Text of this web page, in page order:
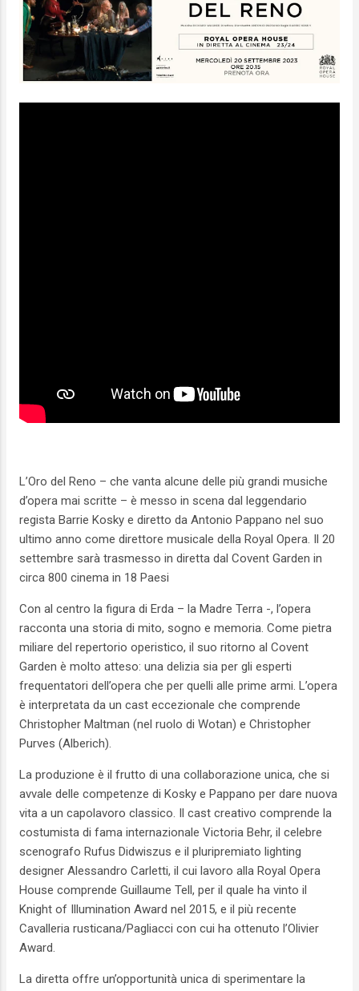
L’Oro del Reno – che vanta alcune delle più grandi musiche
d’opera mai scritte – è messo in scena dal leggendario
regista Barrie Kosky e diretto da Antonio Pappano nel suo
ultimo anno come direttore musicale della Royal Opera. Il 20
settembre sarà trasmesso in diretta dal Covent Garden in
circa 800 cinema in 18 Paesi
Con al centro la figura di Erda – la Madre Terra -, l’opera
racconta una storia di mito, sogno e memoria. Come pietra
miliare del repertorio operistico, il suo ritorno al Covent
Garden è molto atteso: una delizia sia per gli esperti
frequentatori dell’opera che per quelli alle prime armi. L’opera
è interpretata da un cast eccezionale che comprende
Christopher Maltman (nel ruolo di Wotan) e Christopher
Purves (Alberich).
La produzione è il frutto di una collaborazione unica, che si
avvale delle competenze di Kosky e Pappano per dare nuova
vita a un capolavoro classico. Il cast creativo comprende la
costumista di fama internazionale Victoria Behr, il celebre
scenografo Rufus Didwiszus e il pluripremiato lighting
designer Alessandro Carletti, il cui lavoro alla Royal Opera
House comprende Guillaume Tell, per il quale ha vinto il
Knight of Illumination Award nel 2015, e il più recente
Cavalleria rusticana/Pagliacci con cui ha ottenuto l’Olivier
Award.
La diretta offre un’opportunità unica di sperimentare la